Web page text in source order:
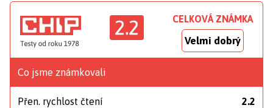
2.2 CELKOVÁ ZNÁMKA
Velmi dobrý
Co jsme známkovali
Přen. rychlost čtení 2.2